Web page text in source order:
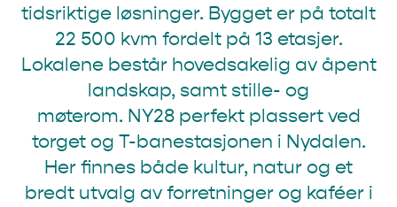
tidsriktige løsninger. Bygget er på totalt
22 500 kvm fordelt på 13 etasjer.
Lokalene består hovedsakelig av åpent
landskap, samt stille- og
møterom. NY28 perfekt plassert ved
torget og T-banestasjonen i Nydalen.
Her finnes både kultur, natur og et
bredt utvalg av forretninger og kaféer i